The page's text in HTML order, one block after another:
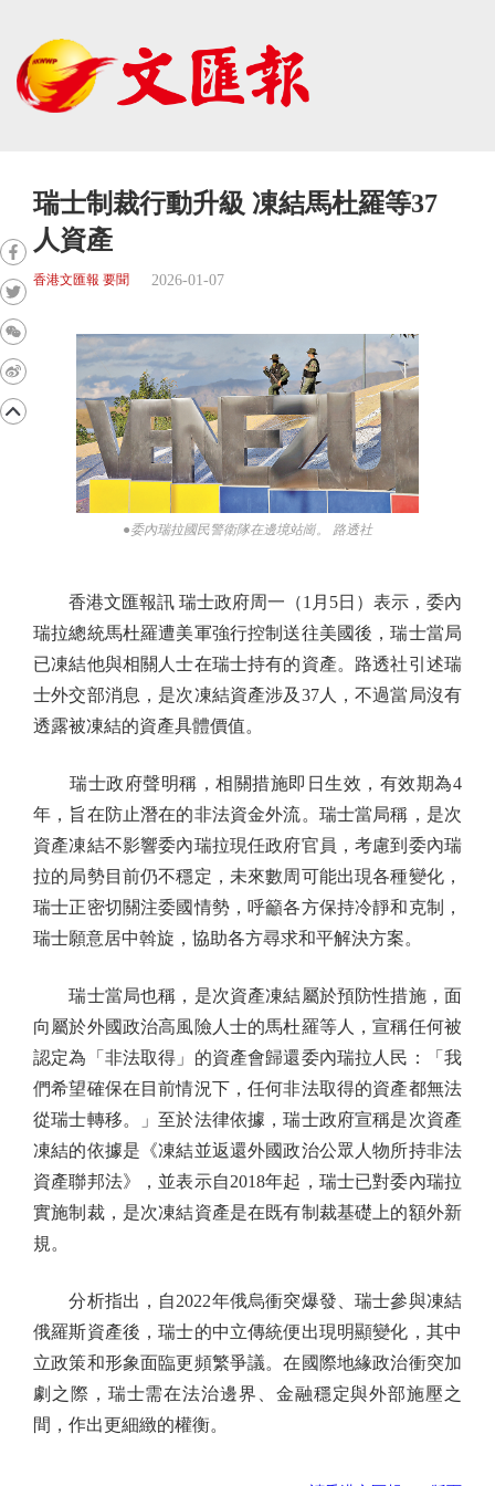
瑞士制裁行動升級 凍結馬杜羅等37
人資產
香港文匯報 要聞 2026-01-07
●委內瑞拉國民警衛隊在邊境站崗。 路透社
香港文匯報訊 瑞士政府周一（1月5日）表示，委內
瑞拉總統馬杜羅遭美軍強行控制送往美國後，瑞士當局
已凍結他與相關人士在瑞士持有的資產。路透社引述瑞
士外交部消息，是次凍結資產涉及37人，不過當局沒有
透露被凍結的資產具體價值。
瑞士政府聲明稱，相關措施即日生效，有效期為4
年，旨在防止潛在的非法資金外流。瑞士當局稱，是次
資產凍結不影響委內瑞拉現任政府官員，考慮到委內瑞
拉的局勢目前仍不穩定，未來數周可能出現各種變化，
瑞士正密切關注委國情勢，呼籲各方保持冷靜和克制，
瑞士願意居中斡旋，協助各方尋求和平解決方案。
瑞士當局也稱，是次資產凍結屬於預防性措施，面
向屬於外國政治高風險人士的馬杜羅等人，宣稱任何被
認定為「非法取得」的資產會歸還委內瑞拉人民：「我
們希望確保在目前情況下，任何非法取得的資產都無法
從瑞士轉移。」至於法律依據，瑞士政府宣稱是次資產
凍結的依據是《凍結並返還外國政治公眾人物所持非法
資產聯邦法》，並表示自2018年起，瑞士已對委內瑞拉
實施制裁，是次凍結資產是在既有制裁基礎上的額外新
規。
分析指出，自2022年俄烏衝突爆發、瑞士參與凍結
俄羅斯資產後，瑞士的中立傳統便出現明顯變化，其中
立政策和形象面臨更頻繁爭議。在國際地緣政治衝突加
劇之際，瑞士需在法治邊界、金融穩定與外部施壓之
間，作出更細緻的權衡。